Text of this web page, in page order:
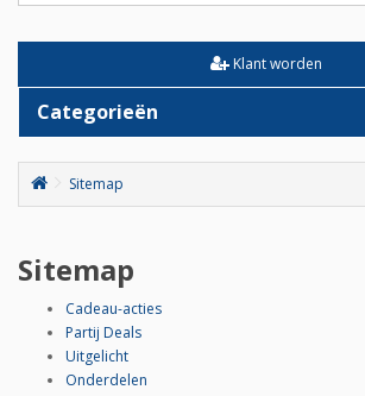
Klant worden
Categorieën
Sitemap
Sitemap
Cadeau-acties
Partij Deals
Uitgelicht
Onderdelen